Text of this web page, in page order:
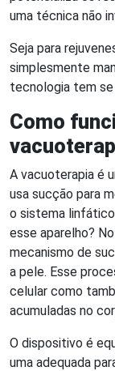
uma técnica não
Seja para
simplesmente
tecnologia tem
Como
A vacuoterapia é
usa sucção para
o sistema
esse aparelho?
mecanismo de
a pele. Esse
celular como
acumuladas no
O dispositivo é
uma adequada